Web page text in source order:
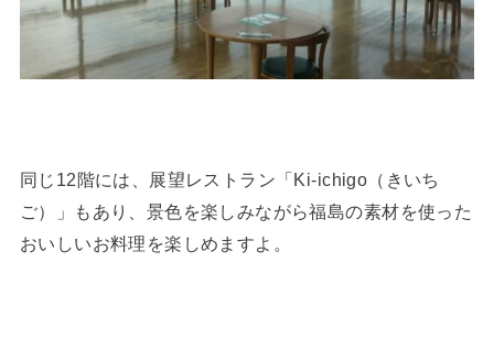
同じ12階には、​​​​展望レストラン「Ki-ichigo（きいち
ご）」もあり、景色を楽しみながら福島の素材を使った
おいしいお料理を楽しめますよ。